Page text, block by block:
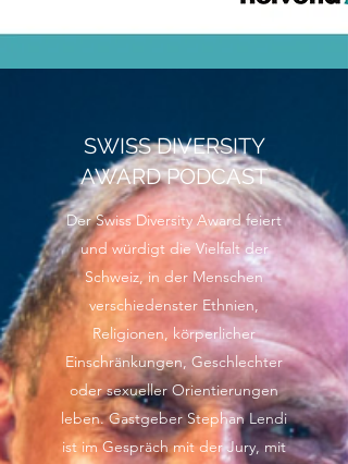
SWISS DIVERSITY
AWARD PODCAST
Der Swiss Diversity Award feiert
und würdigt die Vielfalt der
Schweiz, in der Menschen
verschiedenster Ethnien,
Religionen, körperlicher
Einschränkungen, Geschlechter
oder sexueller Orientierungen
leben. Gastgeber Stephan Lendi
ist im Gespräch mit der Jury, mit